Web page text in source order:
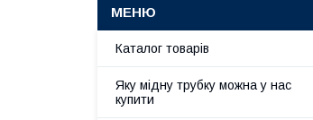
Каталог товарів
Яку мідну трубку можна у нас
купити